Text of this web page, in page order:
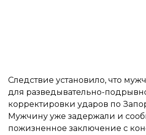
Следствие установило, что
для разведывательно-
корректировки ударов по
Мужчину уже задержали и
пожизненное заключение с